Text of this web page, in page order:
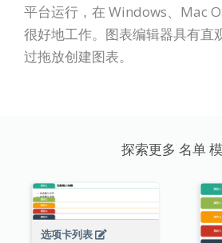
平台运行，在 Windows、Mac
很好地工作。图表编辑器具有直
过拖放创建图表。
探索更多 名单
选项卡列表